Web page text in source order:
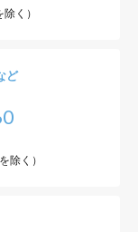
く）
ど
除く）